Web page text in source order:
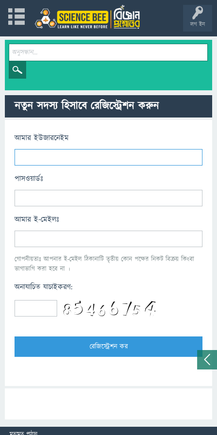
লগ ইন
নতুন সদস্য হিসাবে রেজিস্ট্রেশন করুন
আমার ইউজারনেইম
পাসওয়ার্ডঃ
আমার ই-মেইলঃ
গোপনীয়তাঃ আপনার ই-মেইল ঠিকানাটি তৃতীয় কোন পক্ষের নিকট বিক্রয় কিংবা
ভাগাভাগি করা হবে না ।
অনাযাচিত যাচাইকরণ: